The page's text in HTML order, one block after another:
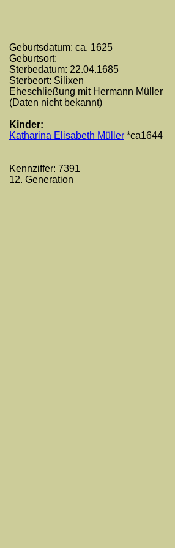
Geburtsdatum: ca. 1625
Geburtsort:
Sterbedatum: 22.04.1685
Sterbeort: Silixen
Eheschließung mit Hermann Müller
(Daten nicht bekannt)
Kinder:
Katharina Elisabeth Müller *ca1644
Kennziffer: 7391
12. Generation